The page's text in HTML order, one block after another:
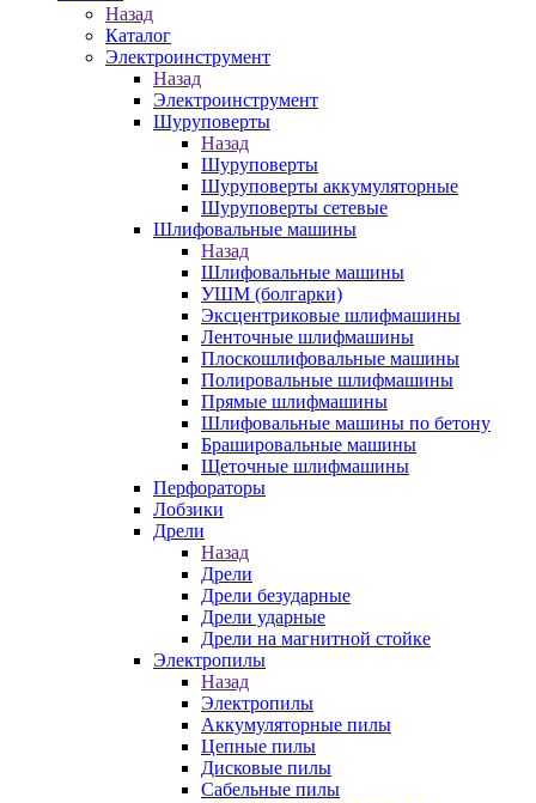
Назад
Каталог
Электроинструмент
Назад
Электроинструмент
Шуруповерты
Назад
Шуруповерты
Шуруповерты аккумуляторные
Шуруповерты сетевые
Шлифовальные машины
Назад
Шлифовальные машины
УШМ (болгарки)
Эксцентриковые шлифмашины
Ленточные шлифмашины
Плоскошлифовальные машины
Полировальные шлифмашины
Прямые шлифмашины
Шлифовальные машины по бетону
Брашировальные машины
Щеточные шлифмашины
Перфораторы
Лобзики
Дрели
Назад
Дрели
Дрели безударные
Дрели ударные
Дрели на магнитной стойке
Электропилы
Назад
Электропилы
Аккумуляторные пилы
Цепные пилы
Дисковые пилы
Сабельные пилы